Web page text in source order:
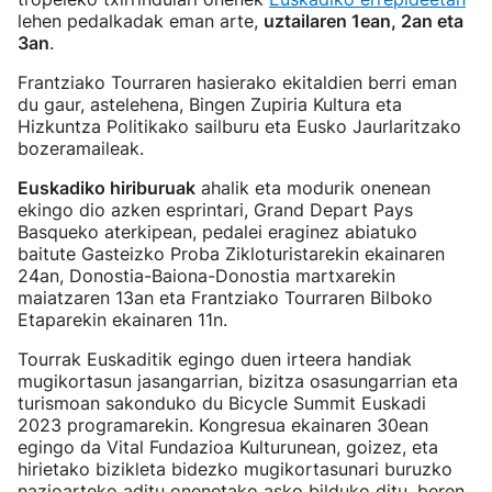
lehen pedalkadak eman arte, uztailaren 1ean, 2an eta
3an.
Frantziako Tourraren hasierako ekitaldien berri eman
du gaur, astelehena, Bingen Zupiria Kultura eta
Hizkuntza Politikako sailburu eta Eusko Jaurlaritzako
bozeramaileak.
Euskadiko hiriburuak ahalik eta modurik onenean
ekingo dio azken esprintari, Grand Depart Pays
Basqueko aterkipean, pedalei eraginez abiatuko
baitute Gasteizko Proba Zikloturistarekin ekainaren
24an, Donostia-Baiona-Donostia martxarekin
maiatzaren 13an eta Frantziako Tourraren Bilboko
Etaparekin ekainaren 11n.
Tourrak Euskaditik egingo duen irteera handiak
mugikortasun jasangarrian, bizitza osasungarrian eta
turismoan sakonduko du Bicycle Summit Euskadi
2023 programarekin. Kongresua ekainaren 30ean
egingo da Vital Fundazioa Kulturunean, goizez, eta
hirietako bizikleta bidezko mugikortasunari buruzko